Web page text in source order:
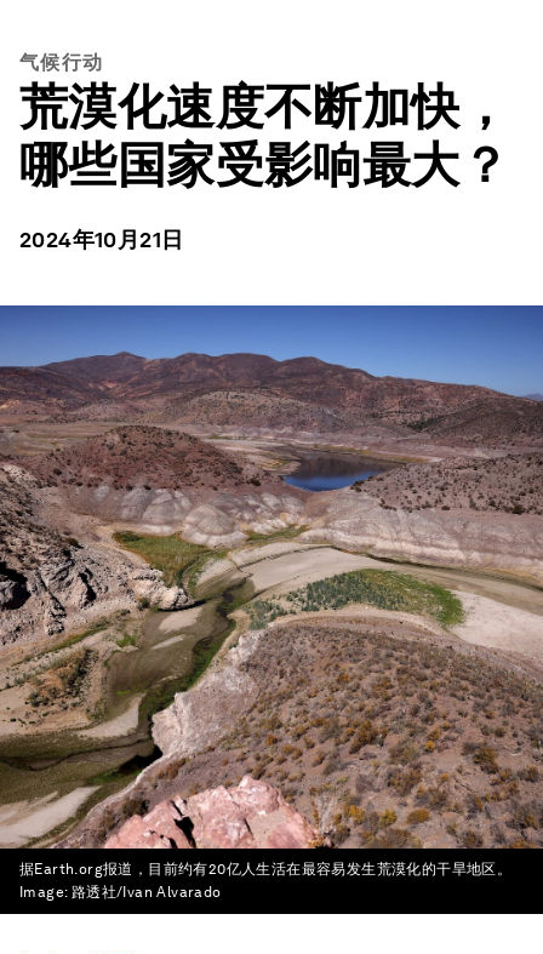
气候行动
荒漠化速度不断加快，
哪些国家受影响最大？
2024年10月21日
据Earth.org报道，目前约有20亿人生活在最容易发生荒漠化的干旱地区。
Image: 路透社/Ivan Alvarado